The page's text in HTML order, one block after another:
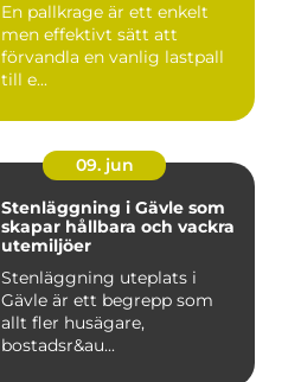
En pallkrage är ett enkelt
men effektivt sätt att
förvandla en vanlig lastpall
till e...
09. jun
Stenläggning i Gävle som
skapar hållbara och vackra
utemiljöer
Stenläggning uteplats i
Gävle är ett begrepp som
allt fler husägare,
bostadsr&au...